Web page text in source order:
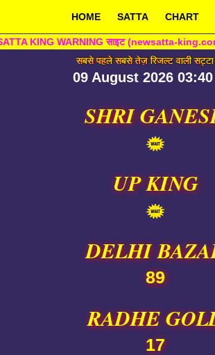
HOME SATTA CHART
KING WARNING साइट (newsatta-king.com) पर
सबसे पहले सबसे तेज़ रिजल्ट वाली सट्टा
09 August 2026 03:40
SHRI
UP KING
DELHI
89
RADHE
17